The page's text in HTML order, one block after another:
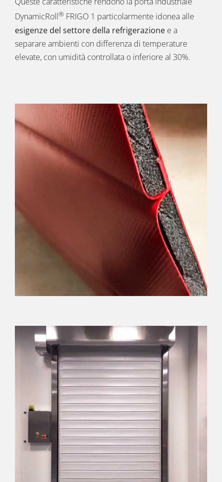
DynamicRoll®FRIGO 1 particolarmente idonea alle
esigenze del settore della refrigerazionee a
separare ambienti con differenza di temperature
elevate, con umidità controllata o inferiore al 30%.